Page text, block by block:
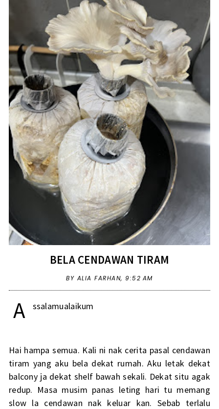
BELA CENDAWAN TIRAM
BY ALIA FARHAN, 9:52 AM
A ssalamualaikum
Hai hampa semua. Kali ni nak cerita pasal cendawan
tiram yang aku bela dekat rumah. Aku letak dekat
balcony ja dekat shelf bawah sekali. Dekat situ agak
redup. Masa musim panas leting hari tu memang
slow la cendawan nak keluar kan. Sebab terlalu